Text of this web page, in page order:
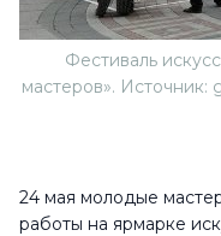
Фестиваль
мастеров». Источник:
24 мая молодые
работы на ярмарке